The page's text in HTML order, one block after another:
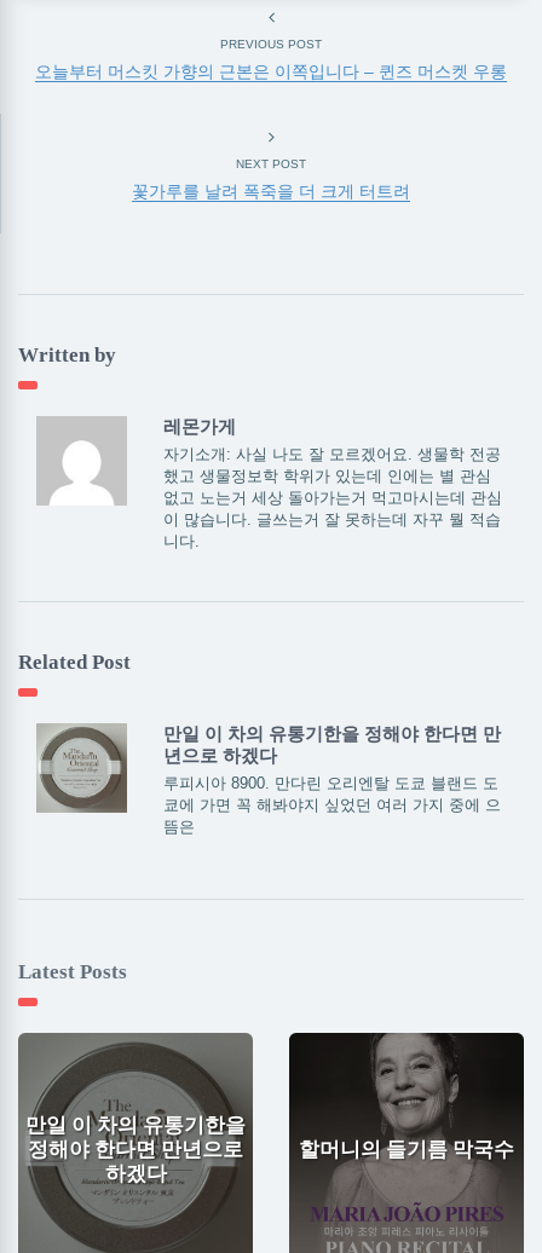
PREVIOUS POST
오늘부터 머스킷 가향의 근본은 이쪽입니다 – 퀸즈 머스켓 우롱
NEXT POST
꽃가루를 날려 폭죽을 더 크게 터트려
Written by
레몬가게
자기소개: 사실 나도 잘 모르겠어요. 생물학 전공
했고 생물정보학 학위가 있는데 인에는 별 관심
없고 노는거 세상 돌아가는거 먹고마시는데 관심
이 많습니다. 글쓰는거 잘 못하는데 자꾸 뭘 적습
니다.
Related Post
만일 이 차의 유통기한을 정해야 한다면 만
년으로 하겠다
루피시아 8900. 만다린 오리엔탈 도쿄 블랜드 도
쿄에 가면 꼭 해봐야지 싶었던 여러 가지 중에 으
뜸은
Latest Posts
만일 이 차의 유통기한을
정해야 한다면 만년으로
하겠다
할머니의 들기름 막국수